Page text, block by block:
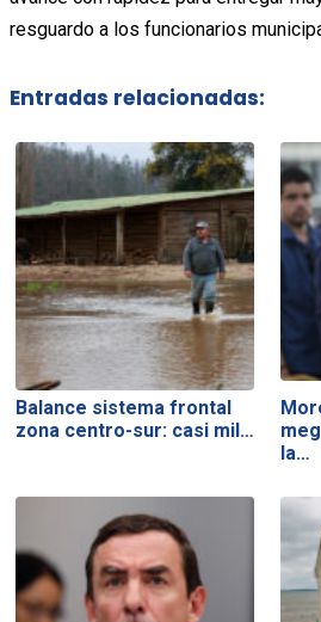
resguardo a los funcionarios
Entradas relacionadas:
Balance sistema frontal
zona centro-sur: casi mil…
la…